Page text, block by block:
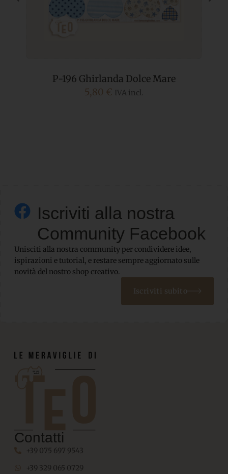
P-196 Ghirlanda Dolce Mare
5,80 € IVA incl.
Iscriviti alla nostra
Community Facebook
Unisciti alla nostra community per condividere idee,
ispirazioni e tutorial, e restare sempre aggiornato sulle
novità del nostro shop creativo.
Iscriviti subito
Contatti
+39 075 697 9543
+39 329 065 0729